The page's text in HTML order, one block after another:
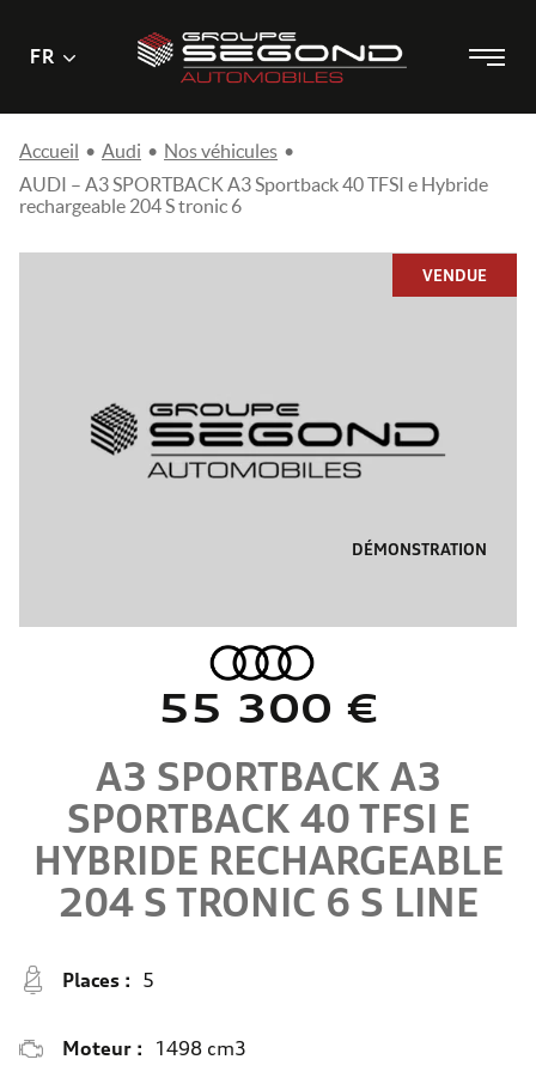
Passer
Menu
principal
Menu
FR
Accueil • Audi • Nos véhicules •
AUDI – A3 SPORTBACK A3 Sportback 40 TFSI e Hybride
rechargeable 204 S tronic 6
DÉMONSTRATION
VENDUE
55 300 €
A3 SPORTBACK A3
SPORTBACK 40 TFSI E
HYBRIDE RECHARGEABLE
204 S TRONIC 6 S LINE
Places : 5
Moteur : 1498 cm3